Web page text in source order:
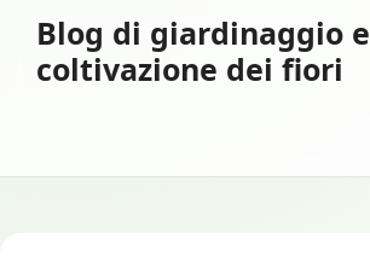
contenuto
Blog di giardinaggio e
coltivazione dei fiori